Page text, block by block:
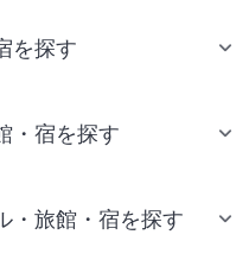
を探す
・宿を探す
・旅館・宿を探す